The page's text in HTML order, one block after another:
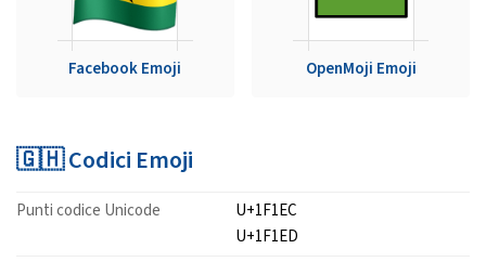
Facebook Emoji OpenMoji Emoji
🇬🇭 Codici Emoji
Punti codice Unicode
U+1F1EC
U+1F1ED